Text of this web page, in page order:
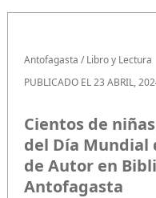
Antofagasta /Libro y Lectura
PUBLICADO EL 23 ABRIL,
Cientos de
del Día Mundial
de Autor en
Antofagasta